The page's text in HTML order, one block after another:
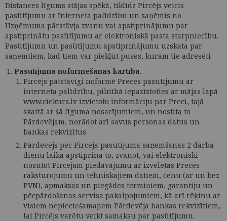
Distances līgums stājas spēkā, tiklīdz Pircējs veicis
pasūtījumu ar Interneta palīdzību un saņēmis no
Uzņēmuma pārstāvja zvanu vai apstiprinājumu par
apstiprinātu pasūtījumu ar elektroniskā pasta starpniecību.
Pasūtījumu un pasūtījumu apstiprinājumu uzskata par
saņemtiem, kad tiem var piekļūt puses, kurām tie adresēti
Pasūtījuma noformēšanas kārtība.
Pircējs patstāvīgi noformē Preces pasūtījumu ar
interneta palīdzību, pilnībā iepazīstoties ar mājas lapā
www.ciekurs.lv izvietoto informāciju par Preci, tajā
skaitā ar šā līguma nosacījumiem, un nosūta to
Pārdevējam, norādot arī savus personas datus un
bankas rekvizītus.
Pārdevējs pēc Pircēja pasūtījuma saņemšanas 2 darba
dienu laikā apstiprina to, zvanot, vai elektroniski
nosūtot Pircējam piedāvājumu ar izvēlētās Preces
raksturojumu un tehniskajiem datiem, cenu (ar un bez
PVN), apmaksas un piegādes termiņiem, garantiju un
pēcpārdošanas servisa pakalpojumiem, kā arī rēķinu ar
visiem nepieciešamajiem Pārdevēja bankas rekvizītiem,
lai Pircējs varētu veikt samaksu par pasūtījumu.